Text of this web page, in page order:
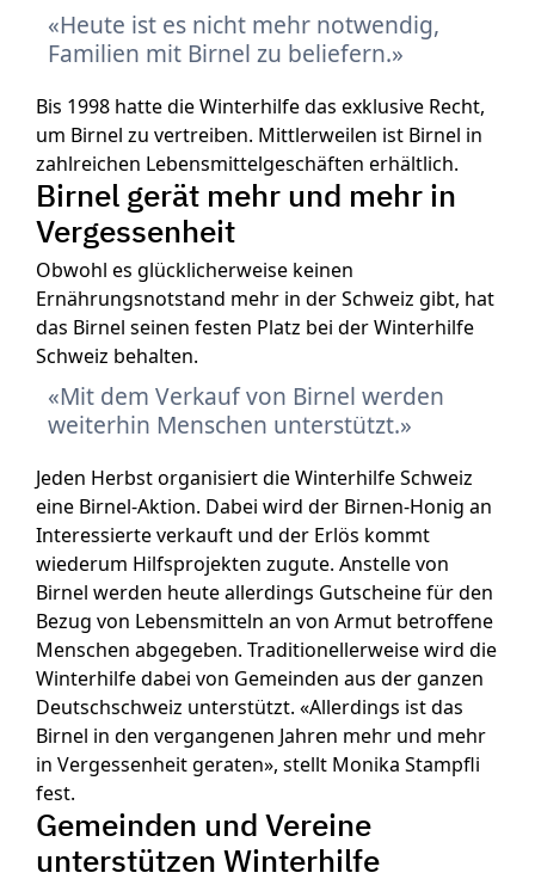
Heute ist es nicht mehr notwendig,
Familien mit Birnel zu beliefern.
Bis 1998 hatte die Winterhilfe das exklusive Recht,
um Birnel zu vertreiben. Mittlerweilen ist Birnel in
zahlreichen Lebensmittelgeschäften erhältlich.
Birnel gerät mehr und mehr in
Vergessenheit
Obwohl es glücklicherweise keinen
Ernährungsnotstand mehr in der Schweiz gibt, hat
das Birnel seinen festen Platz bei der Winterhilfe
Schweiz behalten.
Mit dem Verkauf von Birnel werden
weiterhin Menschen unterstützt.
Jeden Herbst organisiert die Winterhilfe Schweiz
eine Birnel-Aktion. Dabei wird der Birnen-Honig an
Interessierte verkauft und der Erlös kommt
wiederum Hilfsprojekten zugute. Anstelle von
Birnel werden heute allerdings Gutscheine für den
Bezug von Lebensmitteln an von Armut betroffene
Menschen abgegeben. Traditionellerweise wird die
Winterhilfe dabei von Gemeinden aus der ganzen
Deutschschweiz unterstützt. «Allerdings ist das
Birnel in den vergangenen Jahren mehr und mehr
in Vergessenheit geraten», stellt Monika Stampfli
fest.
Gemeinden und Vereine
unterstützen Winterhilfe